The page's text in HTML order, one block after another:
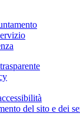
del sito e dei